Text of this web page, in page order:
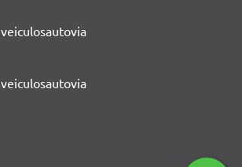
veiculosautovia
veiculosautovia